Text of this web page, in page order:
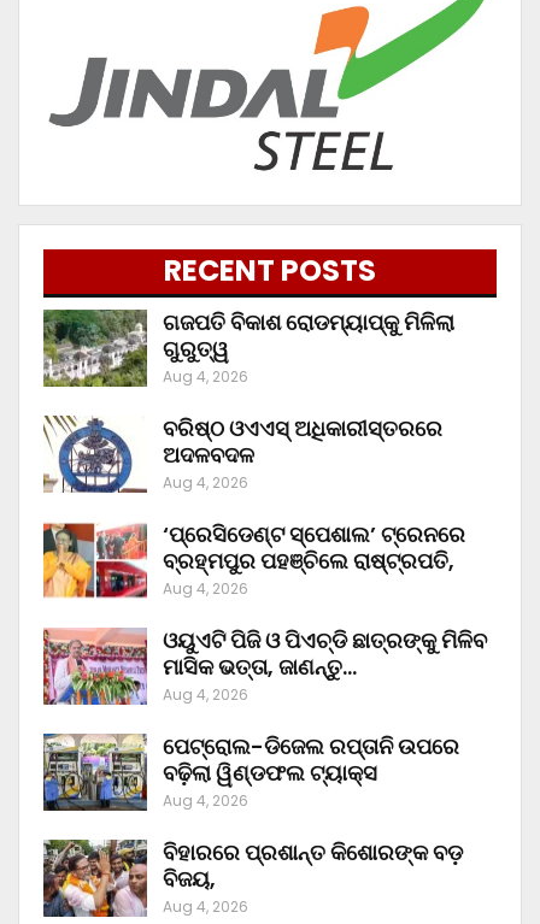
RECENT POSTS
ଗଜପତି ବିକାଶ ରୋଡମ୍ୟାପ୍‌କୁ ମିଳିଲା
ଗୁରୁତ୍ୱ
Aug 4, 2026
ବରିଷ୍ଠ ଓଏଏସ୍‌ ଅଧିକାରୀସ୍ତରରେ
ଅଦଳବଦଳ
Aug 4, 2026
‘ପ୍ରେସିଡେଣ୍ଟ ସ୍ପେଶାଲ’ ଟ୍ରେନରେ
ବ୍ରହ୍ମପୁର ପହଞ୍ଚିଲେ ରାଷ୍ଟ୍ରପତି,
Aug 4, 2026
ଓୟୁଏଟି ପିଜି ଓ ପିଏଚ୍‌ଡି ଛାତ୍ରଙ୍କୁ ମିଳିବ
ମାସିକ ଭତ୍ତା, ଜାଣନ୍ତୁ…
Aug 4, 2026
ପେଟ୍ରୋଲ-ଡିଜେଲ ରପ୍ତାନି ଉପରେ
ବଢ଼ିଲା ୱିଣ୍ଡଫଲ ଟ୍ୟାକ୍ସ
Aug 4, 2026
ବିହାରରେ ପ୍ରଶାନ୍ତ କିଶୋରଙ୍କ ବଡ଼
ବିଜୟ,
Aug 4, 2026